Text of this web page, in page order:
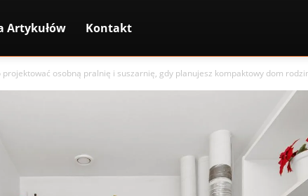
Artykułów Kontakt
projektować osobną pralnię i suszarnię, gdy planujesz kompaktowy dom